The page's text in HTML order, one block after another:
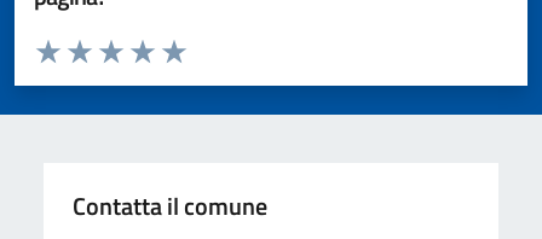
Valuta da 1 a 5 stelle la pagina
Valuta 5 stelle su 5
Valuta 4 stelle su 5
Valuta 3 stelle su 5
Valuta 2 stelle su 5
Valuta 1 stelle su 5
Contatta il comune